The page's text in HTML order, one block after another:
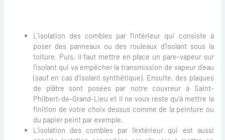
L’isolation des combles par l’intérieur qui consiste à
poser des panneaux ou des rouleaux d’isolant sous la
toiture. Puis, il faut mettre en place un pare-vapeur sur
l’isolant qui va empêcher la transmission de vapeur d’eau
(sauf en cas d’isolant synthétique). Ensuite, des plaques
de plâtre sont posées par notre couvreur à Saint-
Philbert-de-Grand-Lieu et il ne vous reste qu’à mettre la
finition de votre choix dessus comme de la peinture ou
du papier peint par exemple.
L’isolation des combles par l’extérieur qui est aussi